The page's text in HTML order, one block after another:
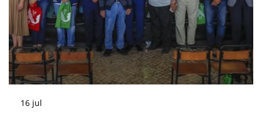
16 jul